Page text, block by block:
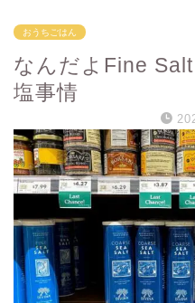
おうちごはん
なんだよFine
塩事情